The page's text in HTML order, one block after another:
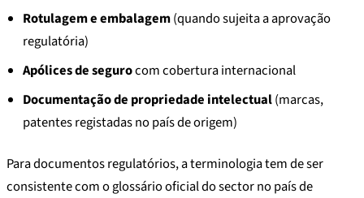
Rotulagem e embalagem(quando sujeita a aprovação
regulatória)
Apólices de segurocom cobertura internacional
Documentação de propriedade intelectual(marcas,
patentes registadas no país de origem)
Para documentos regulatórios, a terminologia tem de ser
consistente com o glossário oficial do sector no país de